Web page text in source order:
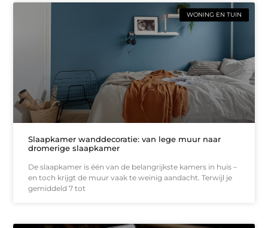
WONING EN TUIN
Slaapkamer wanddecoratie: van lege muur naar
dromerige slaapkamer
De slaapkamer is één van de belangrijkste kamers in huis –
en toch krijgt de muur vaak te weinig aandacht. Terwijl je
gemiddeld 7 tot